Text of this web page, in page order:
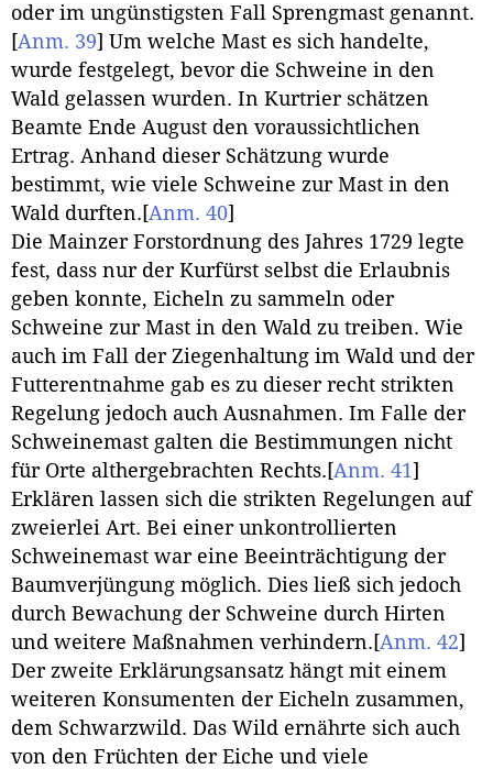
oder im ungünstigsten Fall Sprengmast genannt.
[Anm. 39] Um welche Mast es sich handelte,
wurde festgelegt, bevor die Schweine in den
Wald gelassen wurden. In Kurtrier schätzen
Beamte Ende August den voraussichtlichen
Ertrag. Anhand dieser Schätzung wurde
bestimmt, wie viele Schweine zur Mast in den
Wald durften. [Anm. 40]
Die Mainzer Forstordnung des Jahres 1729 legte
fest, dass nur der Kurfürst selbst die Erlaubnis
geben konnte, Eicheln zu sammeln oder
Schweine zur Mast in den Wald zu treiben. Wie
auch im Fall der Ziegenhaltung im Wald und der
Futterentnahme gab es zu dieser recht strikten
Regelung jedoch auch Ausnahmen. Im Falle der
Schweinemast galten die Bestimmungen nicht
für Orte althergebrachten Rechts. [Anm. 41]
Erklären lassen sich die strikten Regelungen auf
zweierlei Art. Bei einer unkontrollierten
Schweinemast war eine Beeinträchtigung der
Baumverjüngung möglich. Dies ließ sich jedoch
durch Bewachung der Schweine durch Hirten
und weitere Maßnahmen verhindern. [Anm. 42]
Der zweite Erklärungsansatz hängt mit einem
weiteren Konsumenten der Eicheln zusammen,
dem Schwarzwild. Das Wild ernährte sich auch
von den Früchten der Eiche und viele